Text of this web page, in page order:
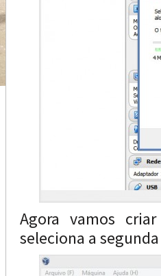
Agora vamos
seleciona a